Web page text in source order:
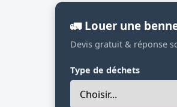
🚛 Louer une
Devis gratuit & réponse
Type de déchets